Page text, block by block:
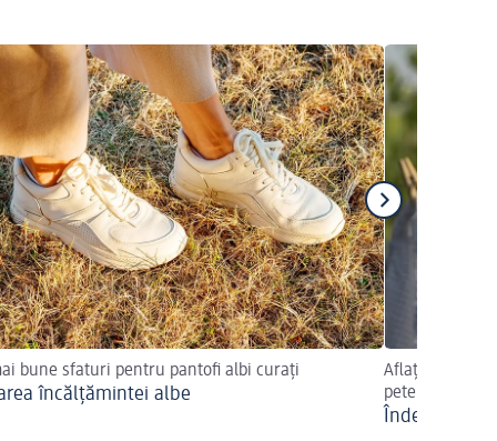
bune sfaturi pentru pantofi albi curați
încălțămintei albe
Aflați cum să
pete